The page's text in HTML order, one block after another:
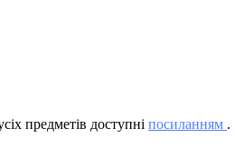
предметів доступніпосиланням .